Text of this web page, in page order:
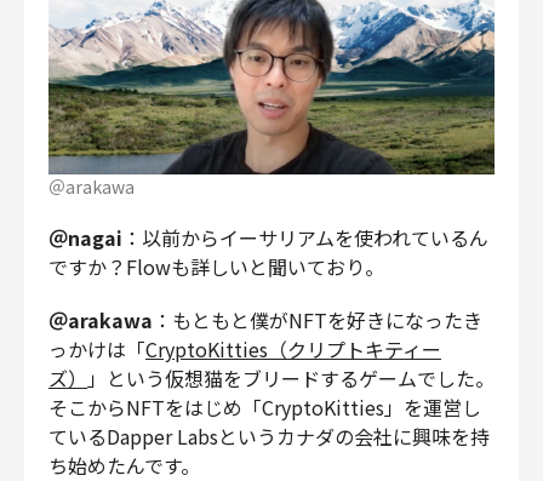
＠arakawa
＠nagai ：以前からイーサリアムを使われているん
ですか？Flowも詳しいと聞いており。
＠arakawa ：もともと僕がNFTを好きになったき
っかけは「CryptoKitties（クリプトキティー
ズ）
」という仮想猫をブリードするゲームでした。
そこからNFTをはじめ「CryptoKitties」を運営し
ているDapper Labsというカナダの会社に興味を持
ち始めたんです。